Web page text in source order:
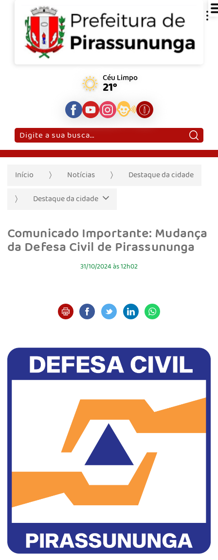
Céu Limpo
21°
Pesquisar:
Início Notícias
Destaque da cidade
Destaque da cidade
Comunicado Importante: Mudança
da Defesa Civil de Pirassununga
31/10/2024 às 12h02